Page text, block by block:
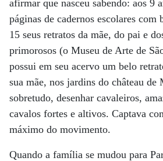
afirmar que nasceu sabendo: aos 9
páginas de cadernos escolares com
15 seus retratos da mãe, do pai e
primorosos (o Museu de Arte de
possui em seu acervo um belo
sua mãe, nos jardins do château de
sobretudo, desenhar cavaleiros,
cavalos fortes e altivos. Captava
máximo do movimento.
Quando a família se mudou para